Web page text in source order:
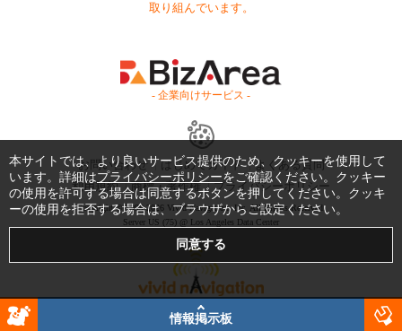
取り組んでいます。
- 企業向けサービス -
お問い合わせ はじめてガイド
よくある質問
利用規約
商標・著作権 プライバシーポリシー
Copyright © 1999-2026 Vivid Navigation, Inc. All Rights Reserved.
Server US (75) @ Los Angeles Data Center
情報掲示板
本サイトでは、より良いサービス提供のため、クッキーを使用して
います。詳細はプライバシーポリシーをご確認ください。クッキー
の使用を許可する場合は同意するボタンを押してください。クッキ
ーの使用を拒否する場合は、ブラウザからご設定ください。